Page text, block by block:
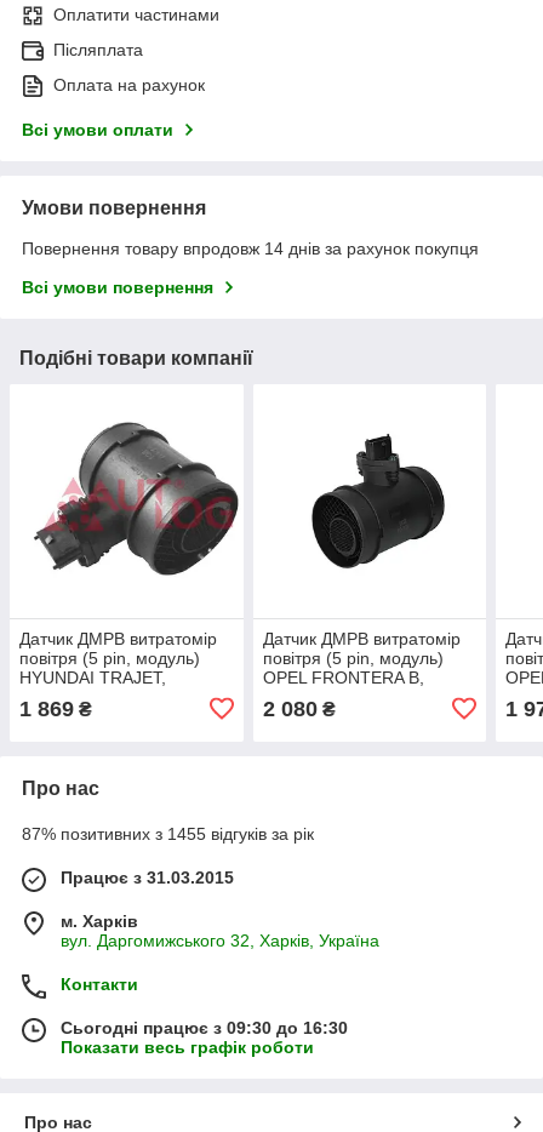
Оплатити частинами
Післяплата
Оплата на рахунок
Всі умови оплати
Умови повернення
Повернення товару впродовж 14 днів за рахунок покупця
Всі умови повернення
Подібні товари компанії
Датчик ДМРВ витратомір
повітря (5 pin, модуль)
HYUNDAI TRAJET,
TUCSON KIA SPORTAGE II
2.0 / 2.0D 04.01- TUCSON,
1 869 ₴
Датчик ДМРВ витратомір
повітря (5 pin, модуль)
OPEL FRONTERA B,
VECTRA C GTS 2.0D /
2 080₴ 1
Про нас
87% позитивних з 1455 відгуків за рік
Працює з 31.03.2015
м. Харків
вул. Даргомижського 32, Харків, Україна
Контакти
Сьогодні працює з 09:30 до 16:30
Показати весь графік роботи
Про нас